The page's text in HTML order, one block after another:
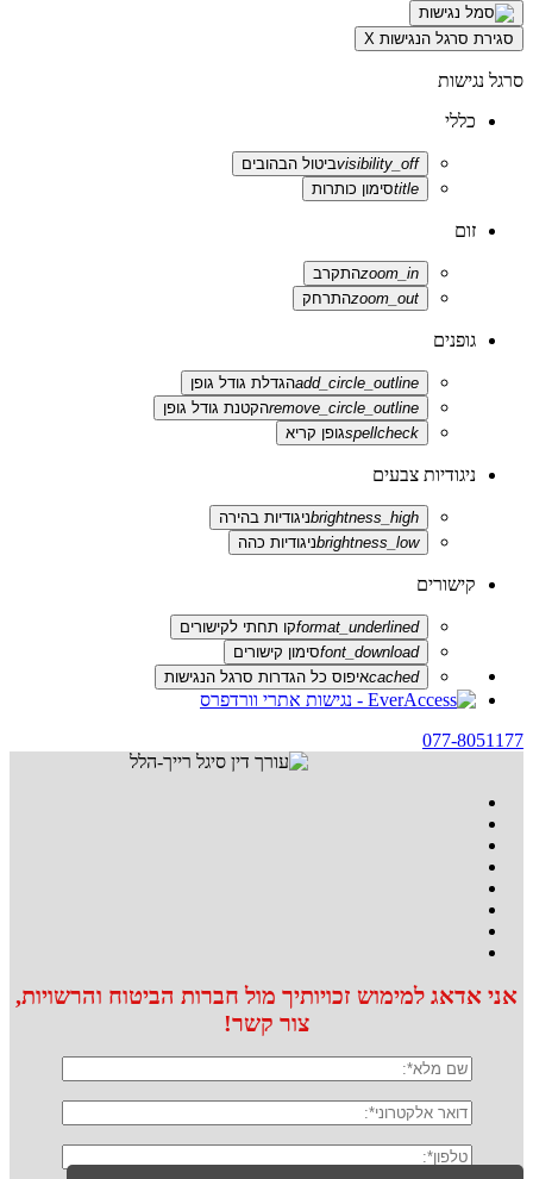
סגירת סרגל הנגישות X
סרגל נגישות
כללי
visibility_offביטול הבהובים
titleסימון כותרות
זום
zoom_inהתקרב
zoom_outהתרחק
גופנים
add_circle_outlineהגדלת גודל גופן
remove_circle_outlineהקטנת גודל גופן
spellcheckגופן קריא
ניגודיות צבעים
brightness_highניגודיות בהירה
brightness_lowניגודיות כהה
קישורים
format_underlinedקו תחתי לקישורים
font_downloadסימון קישורים
cachedאיפוס כל הגדרות סרגל הנגישות
077-8051177
אני אדאג למימוש זכויותיך מול חברות הביטוח והרשויות,
צור קשר!